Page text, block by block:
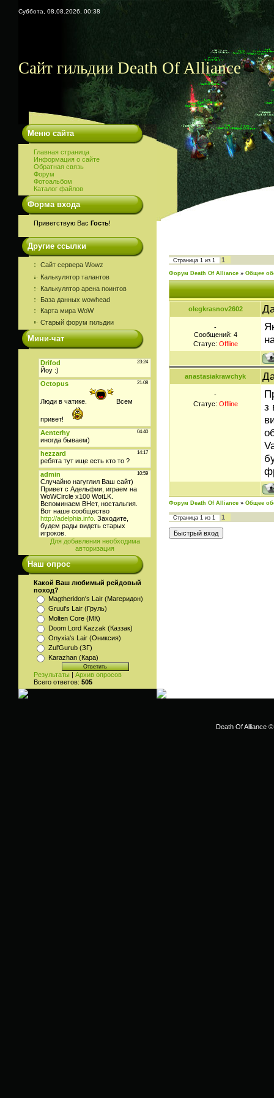
Суббота, 08.08.2026, 00:38
Сайт гильдии Death Of Alliance
Меню сайта
Главная страница
Информация о сайте
Обратная связь
Форум
Фотоальбом
Каталог файлов
Форма входа
Приветствую Вас Гость!
Другие ссылки
Сайт сервера Wowz
Калькулятор талантов
Калькулятор арена поинтов
База данных wowhead
Карта мира WoW
Старый форум гильдии
Мини-чат
Для добавления необходима
авторизация
Наш опрос
Какой Ваш любимый рейдовый
поход?
Magtheridon's Lair (Магеридон)
Gruul's Lair (Груль)
Molten Core (МК)
Doom Lord Kazzak (Каззак)
Onyxia's Lair (Ониксия)
Zul'Gurub (ЗГ)
Karazhan (Кара)
Результаты | Архив опросов
Всего ответов: 505
Страница 1 из 1 1
Форум Death Of Alliance » Общее
olegkrasnov2602
-
Сообщений: 4
Статус: Offline
anastasiakrawchyk
-
Статус: Offline
з
Форум Death Of Alliance » Общее
Страница 1 из 1 1
Death Of Alliance